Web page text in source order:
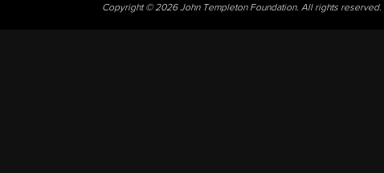
Copyright © 2026 John Templeton Foundation. All rights reserved.